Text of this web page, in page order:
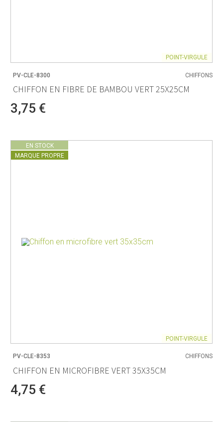
POINT-VIRGULE
PV-CLE-8300 CHIFFONS
CHIFFON EN FIBRE DE BAMBOU VERT 25X25CM
3,75 €
EN STOCK
MARQUE PROPRE
POINT-VIRGULE
PV-CLE-8353 CHIFFONS
CHIFFON EN MICROFIBRE VERT 35X35CM
4,75 €